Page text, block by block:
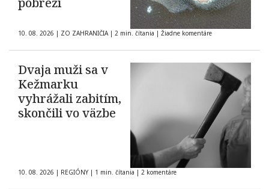
10. 08. 2026 | ZO ZAHRANIČIA | 2 min. čítania | Žiadne komentáre
Dvaja muži sa v
Kežmarku
vyhrážali zabitím,
skončili vo väzbe
10. 08. 2026 | REGIÓNY | 1 min. čítania | 2 komentáre